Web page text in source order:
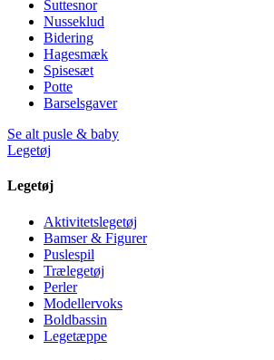
Suttesnor
Nusseklud
Bidering
Hagesmæk
Spisesæt
Potte
Barselsgaver
Se alt pusle & baby
Legetøj
Legetøj
Aktivitetslegetøj
Bamser & Figurer
Puslespil
Trælegetøj
Perler
Modellervoks
Boldbassin
Legetæppe